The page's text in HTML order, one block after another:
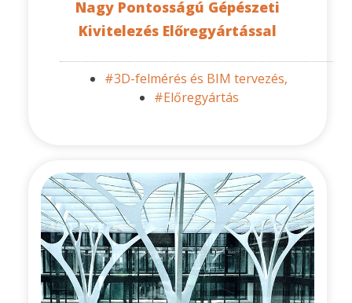
Nagy Pontosságú Gépészeti
Kivitelezés Előregyártással
#3D-felmérés és BIM tervezés,
#Előregyártás